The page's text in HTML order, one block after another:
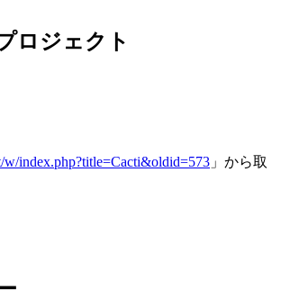
ロジェクト
w/index.php?title=Cacti&oldid=573 」から取